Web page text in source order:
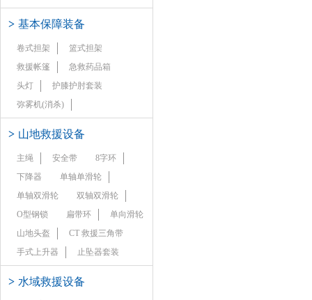
> 基本保障装备
卷式担架
篮式担架
救援帐篷
急救药品箱
头灯
护膝护肘套装
弥雾机(消杀)
> 山地救援设备
主绳 安全带
8字环
下降器
单轴单滑轮
单轴双滑轮
双轴双滑轮
O型钢锁
扁带环
单向滑轮
山地头盔
CT 救援三角带
手式上升器
止坠器套装
> 水域救援设备